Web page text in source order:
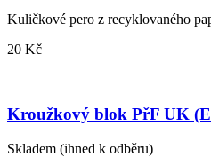
Kuličkové pero z recyklovaného
20 Kč
Kroužkový blok PřF UK
Skladem (ihned k odběru)